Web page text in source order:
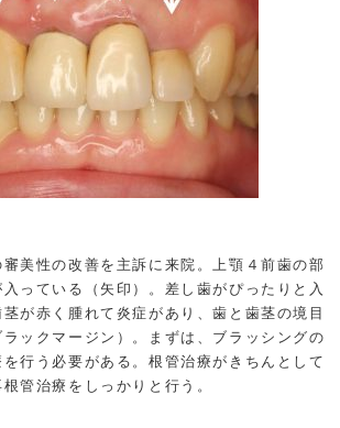
美性の改善を主訴に来院。上顎４前歯の部
っている（矢印）。差し歯がぴったりと入
が赤く腫れて炎症があり、歯と歯茎の境目
ックマージン）。まずは、ブラッシングの
行う必要がある。根管治療がきちんとして
管治療をしっかりと行う。